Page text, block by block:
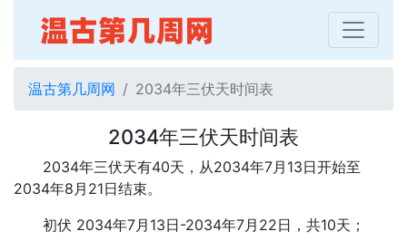
温古第几周网 2034年三伏天时间表
2034年三伏天时间表
2034年三伏天有40天，从2034年7月13日开始至
2034年8月21日结束。
初伏 2034年7月13日-2034年7月22日，共10天；